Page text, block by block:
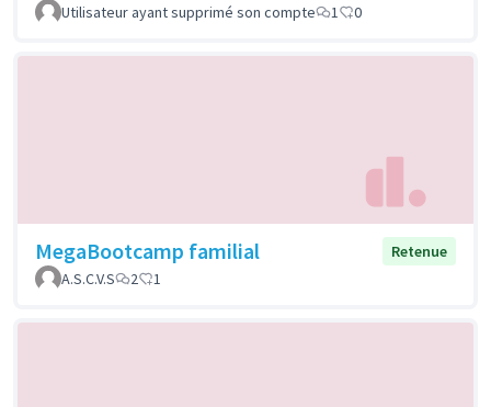
Utilisateur ayant supprimé son compte 1 0
MegaBootcamp familial
Retenue
A.S.C.V.S
2 1